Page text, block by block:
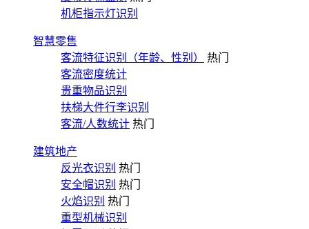
机柜指示灯识别
智慧零售
客流特征识别（年龄、性别）
热门
客流密度统计
贵重物品识别
扶梯大件行李识别
客流/人数统计 热门
建筑地产
反光衣识别 热门
安全帽识别 热门
火焰识别 热门
重型机械识别